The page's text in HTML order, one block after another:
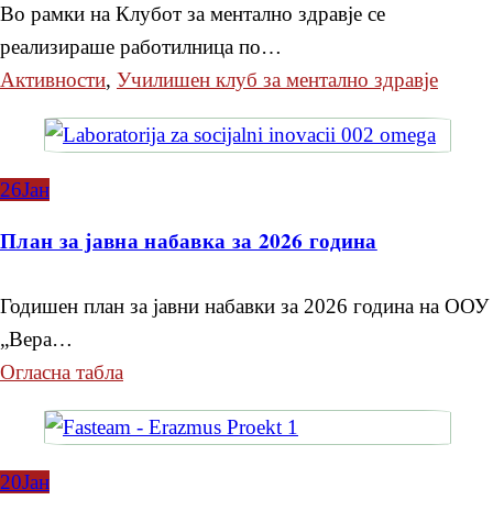
Во рамки на Клубот за ментално здравје се
реализираше работилница по…
Активности, Училишен клуб за ментално здравје
26Јан
План за јавна набавка за 2026 година
Годишен план за јавни набавки за 2026 година на ООУ
„Вера…
Огласна табла
20Јан